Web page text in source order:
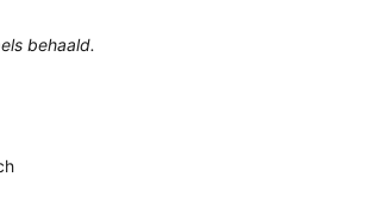
behaald.